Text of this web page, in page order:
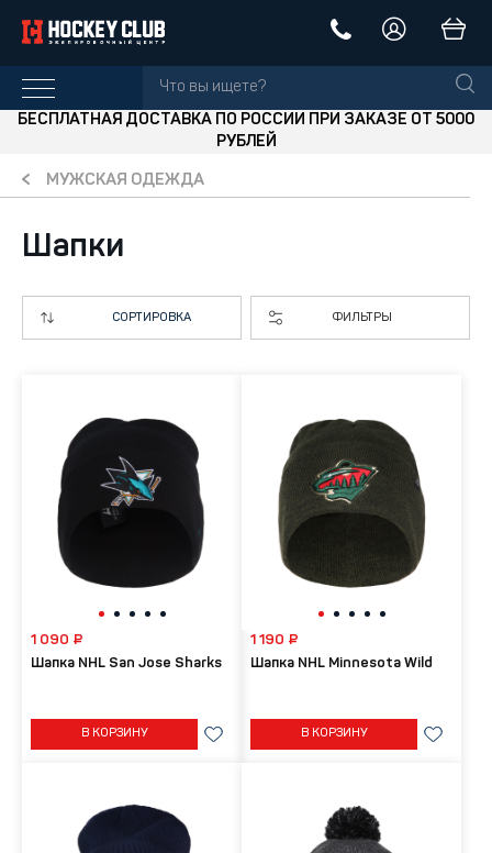
БЕСПЛАТНАЯ ДОСТАВКА ПО РОССИИ ПРИ ЗАКАЗЕ ОТ 5000
РУБЛЕЙ
МУЖСКАЯ ОДЕЖДА
Шапки
СОРТИРОВКА ФИЛЬТРЫ
Шапка NHL San Jose Sharks
1 090 ₽
В КОРЗИНУ
Шапка NHL Minnesota Wild
1 190 ₽
В КОРЗИНУ